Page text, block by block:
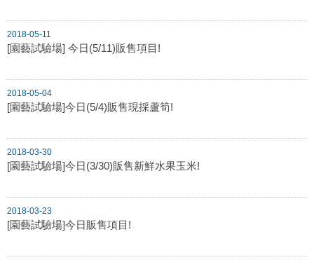
2018-05-11
[園藝試驗場] 今日(5/11)販售項目!
2018-05-04
[園藝試驗場]今日(5/4)販售現採蘆筍!
2018-03-30
[園藝試驗場]今日(3/30)販售新鮮水果玉米!
2018-03-23
[園藝試驗場]今日販售項目!